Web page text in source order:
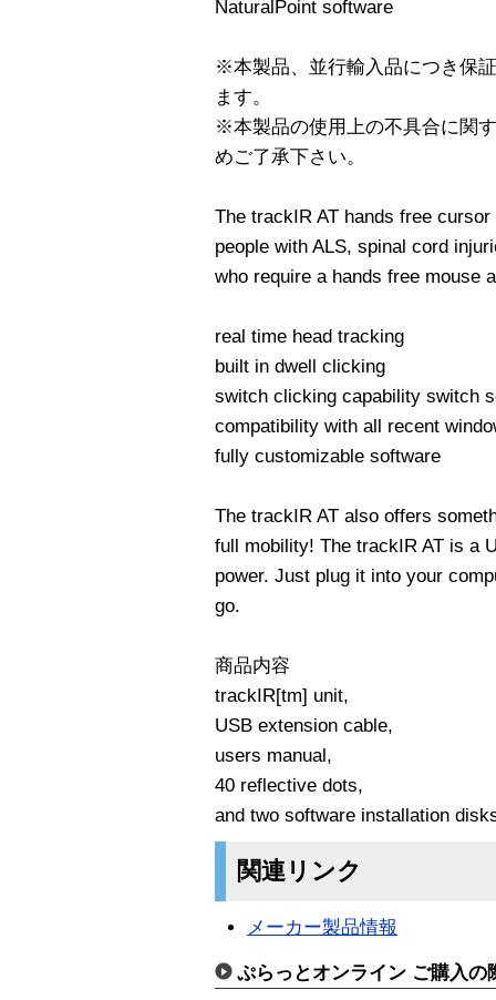
NaturalPoint software
※本製品、並行輸入品につき保
ます。
※本製品の使用上の不具合に関
めご了承下さい。
The trackIR AT hands free
people with ALS, spinal cord
who require a hands free mouse
real time head tracking
built in dwell clicking
switch clicking capability switch
compatibility with all recent
fully customizable software
The trackIR AT also offers
full mobility! The trackIR AT is a
power. Just plug it into your
go.
商品内容
trackIR[tm] unit,
USB extension cable,
users manual,
40 reflective dots,
and two software installation
関連リンク
メーカー製品情報
ぷらっとオンライン ご購入の